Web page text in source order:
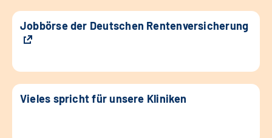
Jobbörse der Deutschen Rentenversicherung
Vieles spricht für unsere Kliniken